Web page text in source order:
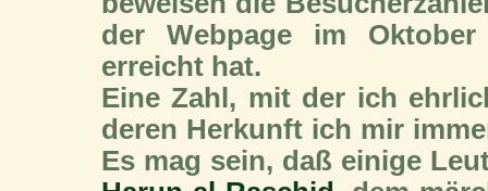
der Webpage im
erreicht hat.
Eine Zahl, mit der ich
deren Herkunft ich mir
Es mag sein, daß einige